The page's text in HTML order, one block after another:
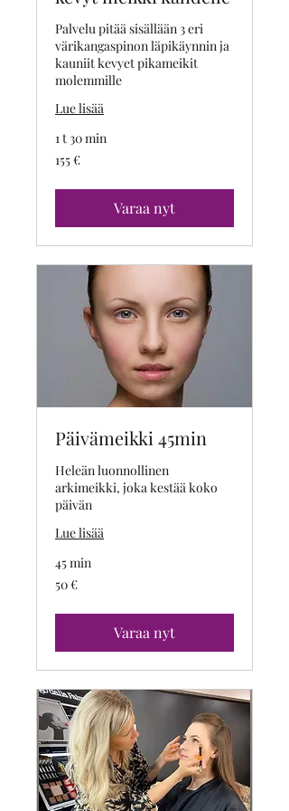
Palvelu pitää sisällään 3 eri
värikangaspinon läpikäynnin ja
kauniit kevyet pikameikit
molemmille
Lue lisää
1 t 30 min
euroa
155 €
Varaa nyt
Päivämeikki 45min
Heleän luonnollinen
arkimeikki, joka kestää koko
päivän
Lue lisää
45 min
euroa
50 €
Varaa nyt